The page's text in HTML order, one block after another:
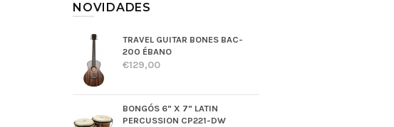
NOVIDADES
TRAVEL GUITAR BONES BAC-
200 ÉBANO
€129,00
BONGÓS 6" X 7" LATIN
PERCUSSION CP221-DW